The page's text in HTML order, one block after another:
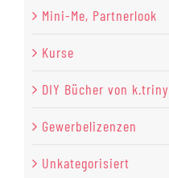
Mini-Me, Partnerlook
Kurse
DIY Bücher von k.triny
Gewerbelizenzen
Unkategorisiert